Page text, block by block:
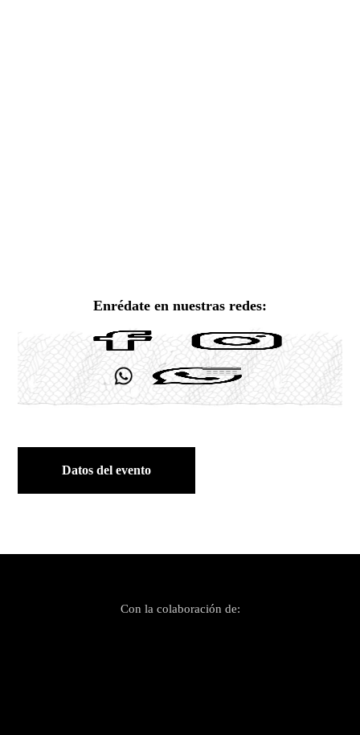
Enrédate en nuestras redes:
Datos del evento
Con la colaboración de: